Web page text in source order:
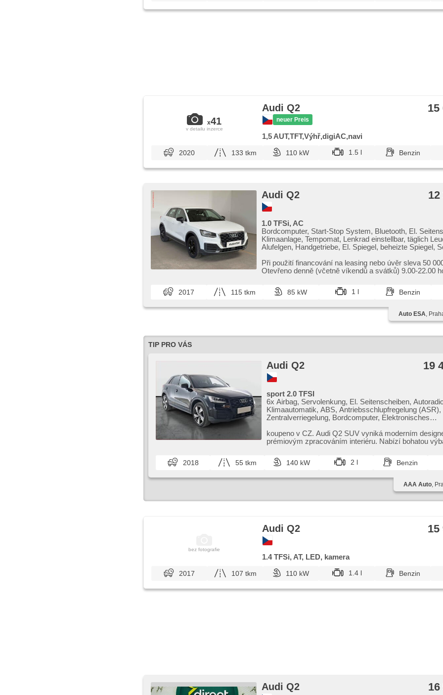
x41
v detailu inzerce
Audi Q2
neuer Preis
15
1,5 AUT,TFT,Výhř,digiAC,navi
2020 133 tkm 110 kW 1.5 l Benzin
Audi Q2 12
1.0 TFSi, AC
Bordcomputer, Start-Stop System, Bluetooth, El.
Klimaanlage, Tempomat, Lenkrad einstellbar, täglich
Alufelgen, Handgetriebe, El. Spiegel, beheizte Spiegel,
Stabilitätsprogramm (ESP), ABS, isofix, elektronická
Beifahrerairbagdeaktivierung, 6x Airbag
Při použití financování na leasing nebo úvěr sleva 50
Otevřeno denně (včetně víkendů a svátků) 9.00​-22.00
2017 115 tkm 85 kW 1 l Benzin
Auto ESA,
TIP PRO VÁS
Audi Q2 19
sport 2.0 TFSI
6x Airbag, Servolenkung, El. Seitenscheiben,
Klimaautomatik, ABS, Antriebsschlupfregelung (ASR),
Zentralverriegelung, Bordcomputer, Elektronisches
Scheibenwischersensor, starten per Taste,
Automatikgetriebe, Antrieb 4x4
koupeno v CZ. Audi Q2 SUV vyniká moderním
prémiovým zpracováním interiéru. Nabízí bohatou
2018 55 tkm 140 kW 2 l Benzin
AAA Auto,
bez fotografie
Audi Q2 15
1.4 TFSi, AT, LED, kamera
2017 107 tkm 110 kW 1.4 l Benzin
Audi Q2 16